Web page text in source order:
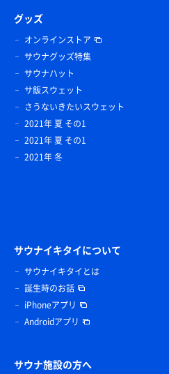
グッズ
オンラインストア
サウナグッズ特集
サウナハット
サ飯スウェット
さうないきたいスウェット
2021年 夏 その1
2021年 夏 その1
2021年 冬
サウナイキタイについて
サウナイキタイとは
誕生時のお話
iPhoneアプリ
Androidアプリ
サウナ施設の方へ